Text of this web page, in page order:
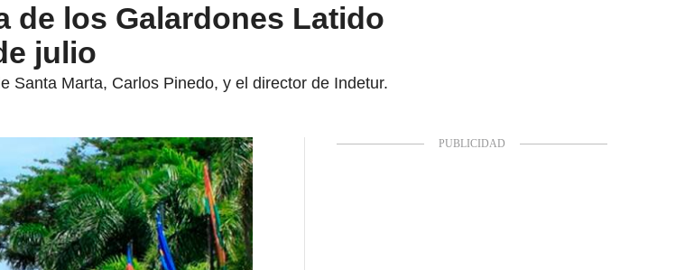
de los Galardones Latido
julio
Santa Marta, Carlos Pinedo, y el director de Indetur.